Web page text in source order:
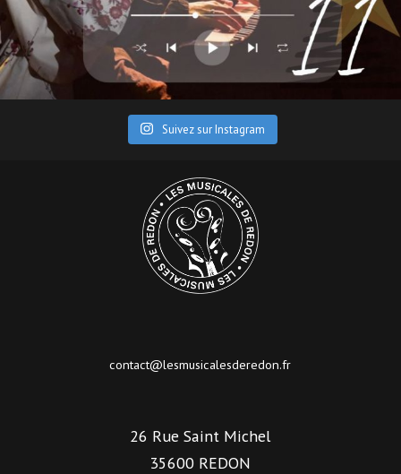
Suivez sur Instagram
contact@lesmusicalesderedon.fr
26 Rue Saint Michel
35600 REDON